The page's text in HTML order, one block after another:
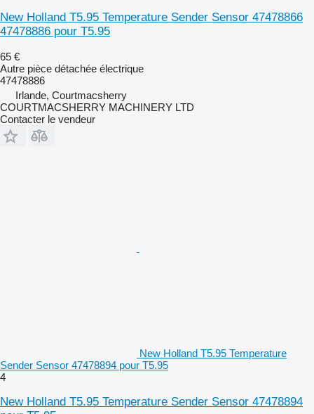
New Holland T5.95 Temperature Sender Sensor 47478866
47478886 pour T5.95
65 €
Autre pièce détachée électrique
47478886
Irlande, Courtmacsherry
COURTMACSHERRY MACHINERY LTD
Contacter le vendeur
New Holland T5.95 Temperature
Sender Sensor 47478894 pour T5.95
4
New Holland T5.95 Temperature Sender Sensor 47478894